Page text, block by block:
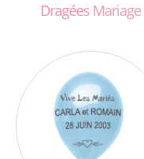
Dragées Mariage